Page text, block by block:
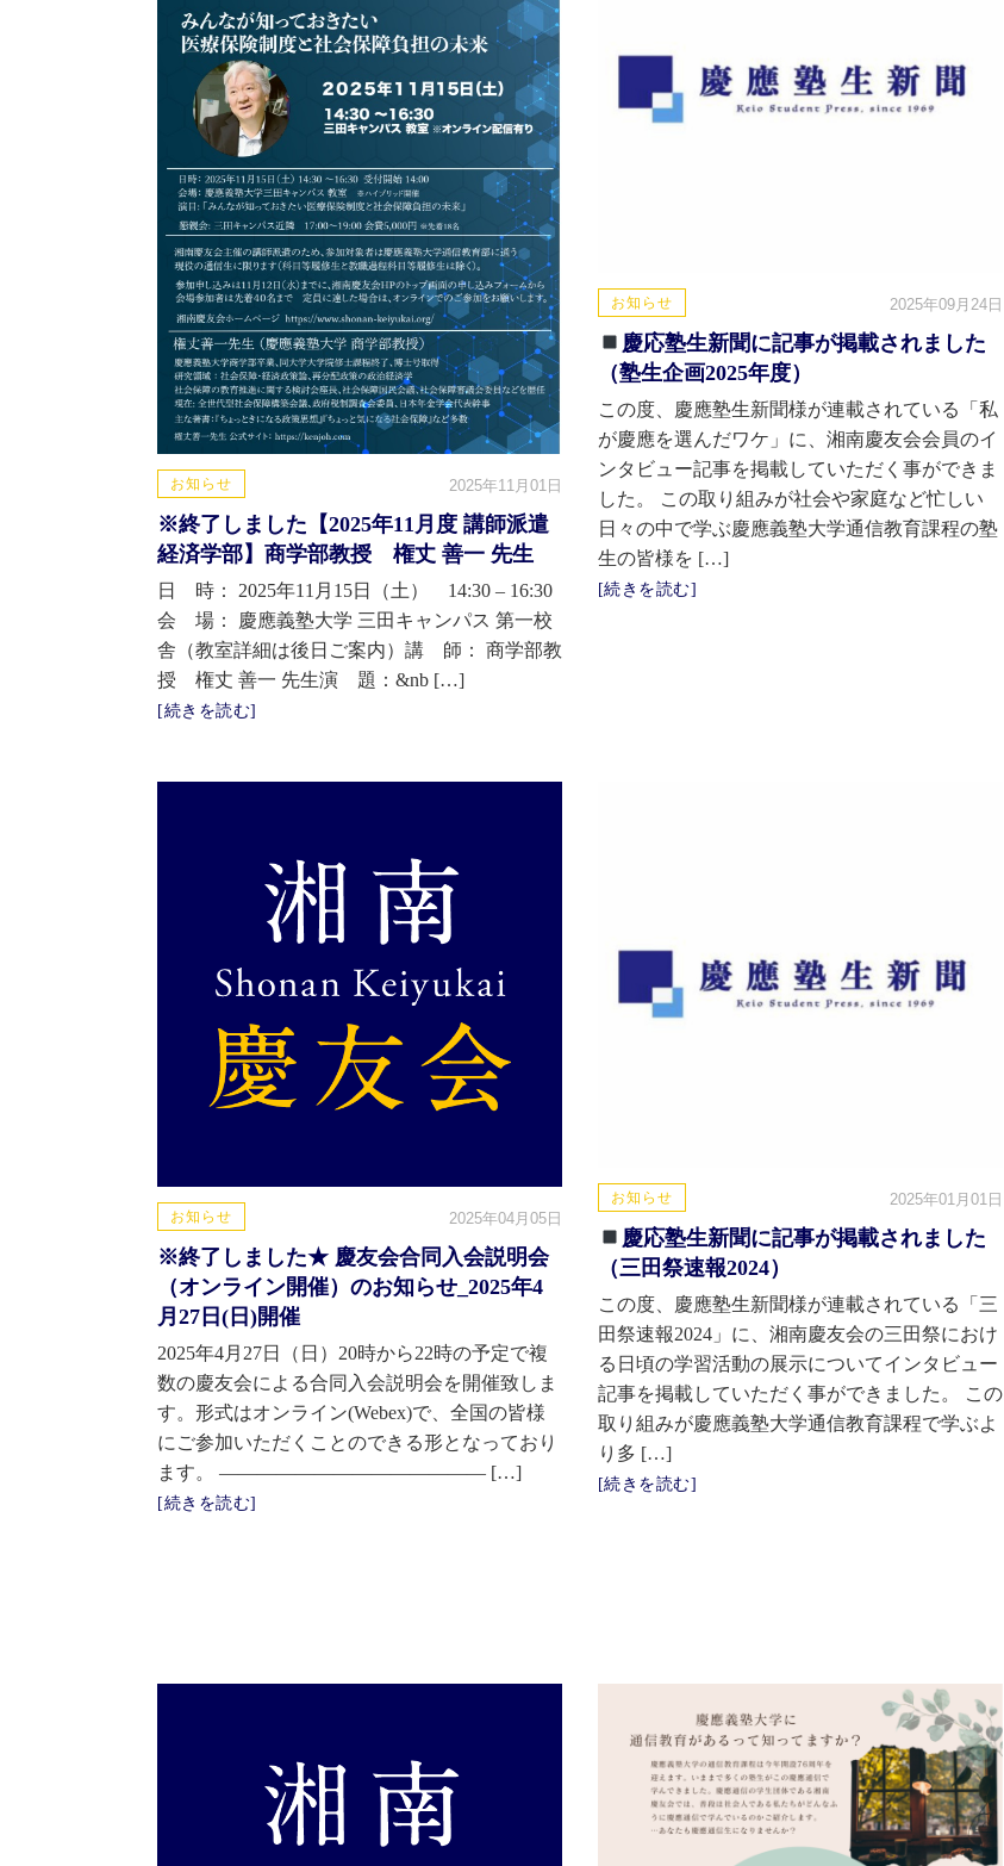
お知らせ 2025年11月01日
※終了しました【2025年11月度 講師派遣
経済学部】商学部教授 権丈 善一 先生
日 時： 2025年11月15日（土） 14:30 – 16:30
会 場： 慶應義塾大学 三田キャンパス 第一校
舎（教室詳細は後日ご案内）講 師： 商学部教
授 権丈 善一 先生演 題：&nb […]
[続きを読む]
お知らせ 2025年09月24日
慶応塾生新聞に記事が掲載されました
（塾生企画2025年度）
この度、慶應塾生新聞様が連載されている「私
が慶應を選んだワケ」に、湘南慶友会会員のイ
ンタビュー記事を掲載していただく事ができま
した。 この取り組みが社会や家庭など忙しい
日々の中で学ぶ慶應義塾大学通信教育課程の塾
生の皆様を […]
[続きを読む]
お知らせ 2025年04月05日
※終了しました★ 慶友会合同入会説明会
（オンライン開催）のお知らせ_2025年4
月27日(日)開催
2025年4月27日（日）20時から22時の予定で複
数の慶友会による合同入会説明会を開催致しま
す。形式はオンライン(Webex)で、全国の皆様
にご参加いただくことのできる形となっており
ます。 —————————————— […]
[続きを読む]
お知らせ 2025年01月01日
慶応塾生新聞に記事が掲載されました
（三田祭速報2024）
この度、慶應塾生新聞様が連載されている「三
田祭速報2024」に、湘南慶友会の三田祭におけ
る日頃の学習活動の展示についてインタビュー
記事を掲載していただく事ができました。 この
取り組みが慶應義塾大学通信教育課程で学ぶよ
り多 […]
[続きを読む]